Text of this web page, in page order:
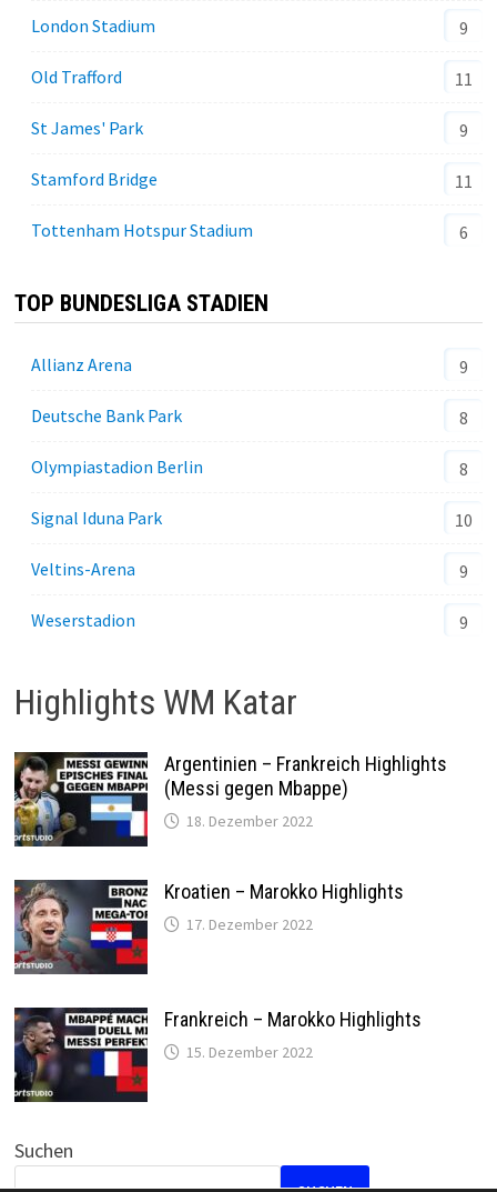
London Stadium 9
Old Trafford 11
St James' Park 9
Stamford Bridge 11
Tottenham Hotspur Stadium 6
TOP BUNDESLIGA STADIEN
Allianz Arena 9
Deutsche Bank Park 8
Olympiastadion Berlin 8
Signal Iduna Park 10
Veltins-Arena 9
Weserstadion 9
Highlights WM Katar
Argentinien – Frankreich Highlights
(Messi gegen Mbappe)
18. Dezember 2022
Kroatien – Marokko Highlights
17. Dezember 2022
Frankreich – Marokko Highlights
15. Dezember 2022
Suchen